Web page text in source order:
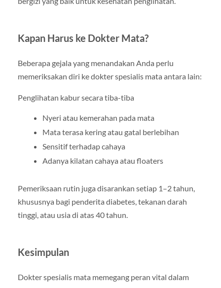
Kapan Harus ke Dokter Mata?
Beberapa gejala yang menandakan Anda perlu
memeriksakan diri ke dokter spesialis mata antara lain:
Penglihatan kabur secara tiba-tiba
Nyeri atau kemerahan pada mata
Mata terasa kering atau gatal berlebihan
Sensitif terhadap cahaya
Adanya kilatan cahaya atau floaters
Pemeriksaan rutin juga disarankan setiap 1–2 tahun,
khususnya bagi penderita diabetes, tekanan darah
tinggi, atau usia di atas 40 tahun.
Kesimpulan
Dokter spesialis mata memegang peran vital dalam